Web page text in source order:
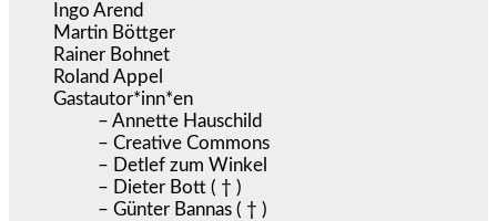
Ingo Arend
Martin Böttger
Rainer Bohnet
Roland Appel
Gastautor*inn*en
– Annette Hauschild
– Creative Commons
– Detlef zum Winkel
– Dieter Bott ( † )
– Günter Bannas ( † )